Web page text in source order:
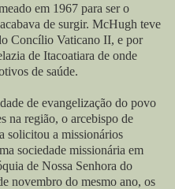
em 1967 para ser o
de surgir. McHugh teve
Concílio Vaticano II, e por
de Itacoatiara de onde
de saúde.
de evangelização do povo
na região, o arcebispo de
solicitou a missionários
sociedade missionária em
de Nossa Senhora do
novembro do mesmo ano, os